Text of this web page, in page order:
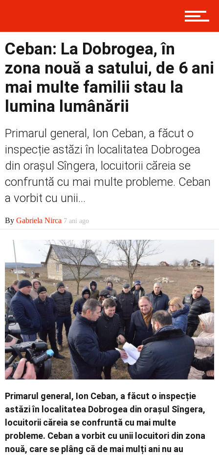
Politică
Externe
Social
Economic
Contact
Ceban: La Dobrogea, în
zona nouă a satului, de 6 ani
mai multe familii stau la
lumina lumânării
Primarul general, Ion Ceban, a făcut o
inspecție astăzi în localitatea Dobrogea
din orașul Sîngera, locuitorii căreia se
confruntă cu mai multe probleme. Ceban
a vorbit cu unii...
By Gabriela Nirca 7 ani ago
Primarul general, Ion Ceban, a făcut o inspecție
astăzi în localitatea Dobrogea din orașul Sîngera,
locuitorii căreia se confruntă cu mai multe
probleme. Ceban a vorbit cu unii locuitori din zona
nouă, care se plâng că de mai mulți ani nu au